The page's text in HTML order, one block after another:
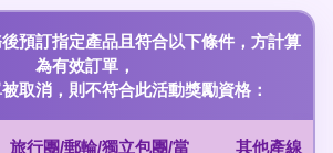
預訂指定產品且符合以下條件，方計算
為有效訂單，
取消，則不符合此活動獎勵資格：
旅行團/郵輪/獨立包團/當
其他產線